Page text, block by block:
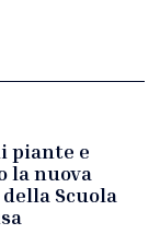
piante e
la nuova
Scuola